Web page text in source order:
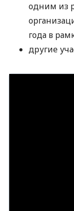
одним из
года в
другие